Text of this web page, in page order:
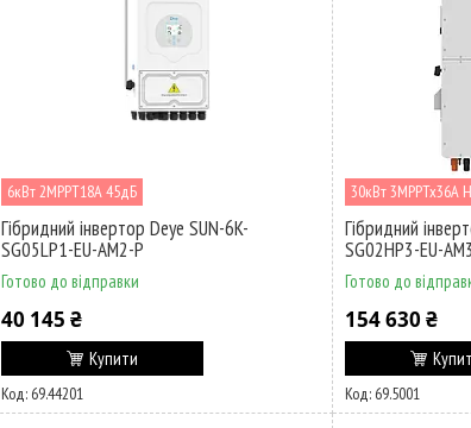
6кВт 2МРРТ18А 45дБ
Гібридний інвертор Deye SUN-6K-
SG05LP1-EU-AM2-P
Готово до відправки
40 145 ₴
Купити
69.44201
30кВт 3MPPTx36A
Гібридний
SG02HP3-EU-AM3
Готово до
154 630 ₴
69.5001